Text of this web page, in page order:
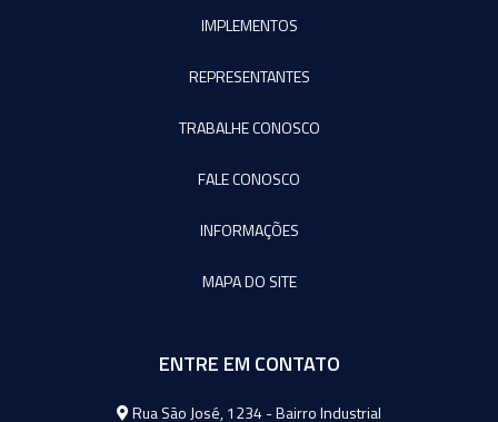
IMPLEMENTOS
REPRESENTANTES
TRABALHE CONOSCO
FALE CONOSCO
INFORMAÇÕES
MAPA DO SITE
ENTRE EM CONTATO
Agromeq
Rua São José, 1234 - Bairro Industrial